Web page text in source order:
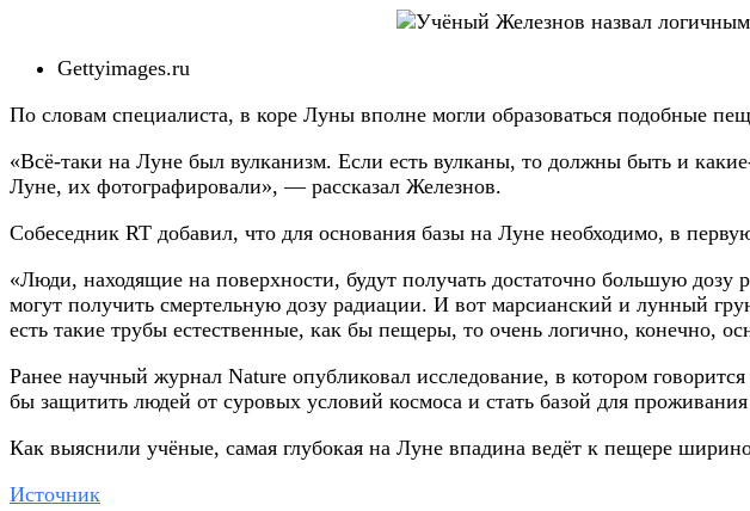
Gettyimages.ru
По словам специалиста, в коре Луны вполне могли образоваться подобные
«Всё-таки на Луне был вулканизм. Если есть вулканы, то должны быть и
Луне, их фотографировали», — рассказал Железнов.
Собеседник RT добавил, что для основания базы на Луне необходимо, в
«Люди, находящие на поверхности, будут получать достаточно большую
могут получить смертельную дозу радиации. И вот марсианский и лунный
есть такие трубы естественные, как бы пещеры, то очень логично, конечно,
Ранее научный журнал Nature опубликовал исследование, в котором
бы защитить людей от суровых условий космоса и стать базой для проживания
Как выяснили учёные, самая глубокая на Луне впадина ведёт к пещере
Источник